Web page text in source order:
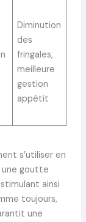
Diminution
des
fringales,
meilleure
gestion
appétit
s’utiliser en
une goutte
ainsi
toujours,
une